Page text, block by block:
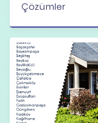
Çözümler